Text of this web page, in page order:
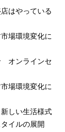
はやっている
場環境変化に
オンラインセ
場環境変化に
しい生活様式
イルの展開